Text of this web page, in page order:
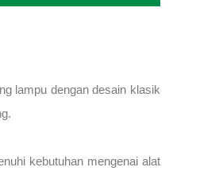
lampu dengan desain klasik
kebutuhan mengenai alat